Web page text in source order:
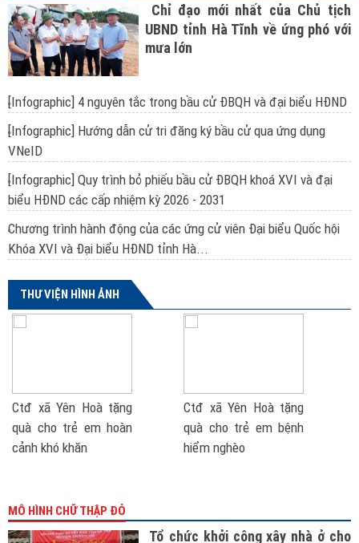
Chỉ đạo mới nhất của Chủ tịch
UBND tỉnh Hà Tĩnh về ứng phó với
mưa lớn
[Infographic] 4 nguyên tắc trong bầu cử ĐBQH và đại biểu HĐND
[Infographic] Hướng dẫn cử tri đăng ký bầu cử qua ứng dụng
VNeID
[Infographic] Quy trình bỏ phiếu bầu cử ĐBQH khoá XVI và đại
biểu HĐND các cấp nhiệm kỳ 2026 - 2031
Chương trình hành động của các ứng cử viên Đại biểu Quốc hội
Khóa XVI và Đại biểu HĐND tỉnh Hà...
THƯ VIỆN HÌNH ẢNH
Ctđ xã Yên Hoà tặng
quà cho trẻ em hoàn
cảnh khó khăn
Ctđ xã Yên Hoà tặng
quà cho trẻ em bệnh
hiểm nghèo
MÔ HÌNH CHỮ THẬP ĐỎ
Tổ chức khởi công xây nhà ở cho